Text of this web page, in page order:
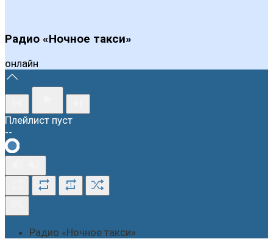
Радио «Ночное такси»
онлайн
Плейлист пуст
--
1
Радио «Ночное такси»